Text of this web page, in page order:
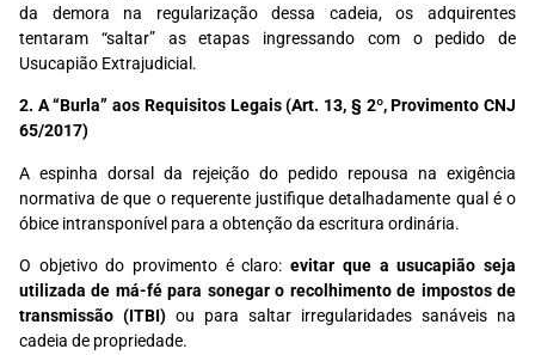
da demora na regularização dessa cadeia, os adquirentes
tentaram “saltar” as etapas ingressando com o pedido de
Usucapião Extrajudicial.
2. A “Burla” aos Requisitos Legais (Art. 13, § 2º, Provimento CNJ
65/2017)
A espinha dorsal da rejeição do pedido repousa na exigência
normativa de que o requerente justifique detalhadamente qual é o
óbice intransponível para a obtenção da escritura ordinária.
O objetivo do provimento é claro:evitar que a usucapião seja
utilizada de má-fé para sonegar o recolhimento de impostos de
transmissão (ITBI) ou para saltar irregularidades sanáveis na
cadeia de propriedade.